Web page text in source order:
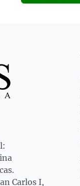
Carlos I,